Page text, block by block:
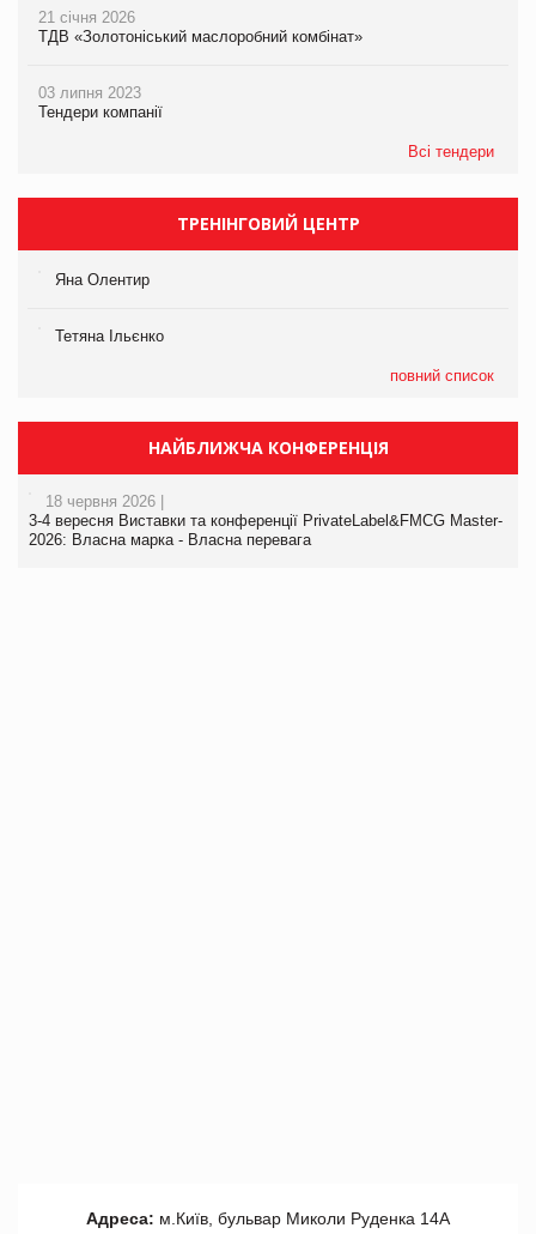
21 січня 2026
ТДВ «Золотоніський маслоробний комбінат»
03 липня 2023
Тендери компанії
Всі тендери
ТРЕНІНГОВИЙ ЦЕНТР
Яна Олентир
Тетяна Ільєнко
повний список
НАЙБЛИЖЧА КОНФЕРЕНЦІЯ
18 червня 2026 |
3-4 вересня Виставки та конференції PrivateLabel&FMCG Master-
2026: Власна марка - Власна перевага
Адреса: м.Київ, бульвар Миколи Руденка 14А